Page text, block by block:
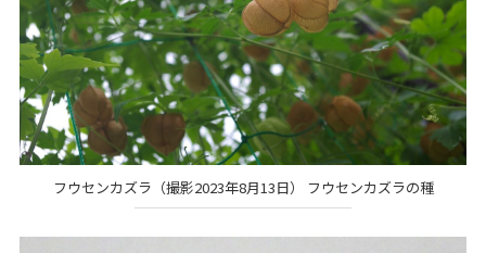
フウセンカズラ（撮影2023年8月13日） フウセンカズラの種